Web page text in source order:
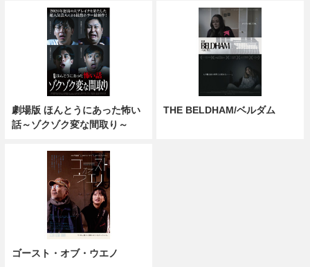
劇場版 ほんとうにあった怖い
話～ゾクゾク変な間取り～
THE BELDHAM/ベルダム
ゴースト・オブ・ウエノ